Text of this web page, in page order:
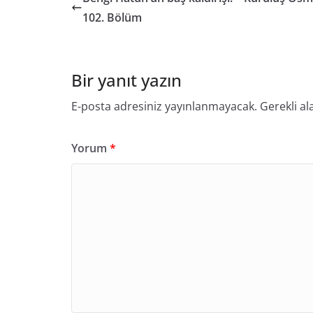
102. Bölüm
Bir yanıt yazın
E-posta adresiniz yayınlanmayacak. Gerekli
Yorum *